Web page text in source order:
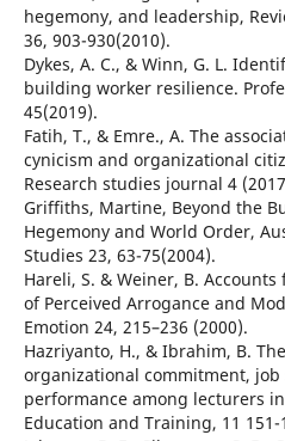
hegemony, and leadership,
36, 903-930(2010).
Dykes, A. C., & Winn, G. L.
building worker resilience.
45(2019).
Fatih, T., & Emre., A. The
cynicism and organizational
Research studies journal 4
Griffiths, Martine, Beyond the
Hegemony and World Order,
Studies 23, 63-75(2004).
Hareli, S. & Weiner, B.
of Perceived Arrogance and
Emotion 24, 215–236 (2000).
Hazriyanto, H., & Ibrahim, B.
organizational commitment,
performance among lecturers
Education and Training, 11 151-